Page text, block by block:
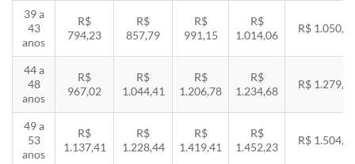
39 a
43
anos
R$
794,23
R$
857,79
R$
991,15
R$
1.014,06
R$
44 a
48
anos
R$
967,02
R$
1.044,41
R$
1.206,78
R$
1.234,68
R$
49 a
53
anos
R$
1.137,41
R$
1.228,44
R$
1.419,41
R$
1.452,23
R$